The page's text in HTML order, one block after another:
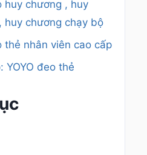
huy chương , huy
huy chương chạy bộ
thẻ nhân viên cao cấp
YOYO đeo thẻ